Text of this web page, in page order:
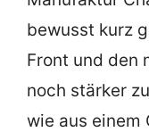
bewusst kurz
Front und den
noch stärker
wie aus einem